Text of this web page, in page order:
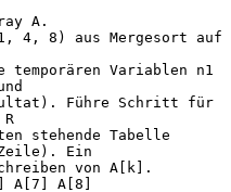
A.
4, 8) aus Mergesort auf
Variablen n1
Führe Schritt für
stehende Tabelle
Ein
von A[k].
A[7] A[8]